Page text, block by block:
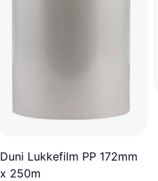
Duni Lukkefilm PP 172mm
x 250m